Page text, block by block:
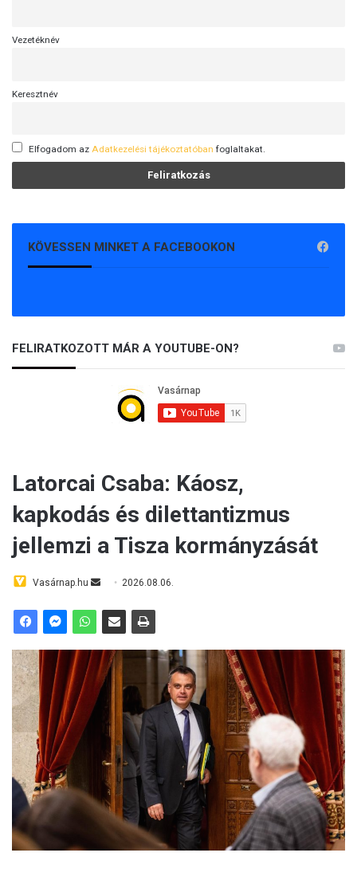
Vezetéknév
Keresztnév
Elfogadom az Adatkezelési tájékoztatóban foglaltakat.
KÖVESSEN MINKET A FACEBOOKON
FELIRATKOZOTT MÁR A YOUTUBE-ON?